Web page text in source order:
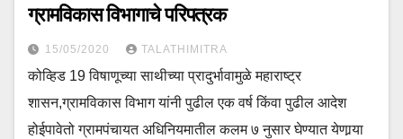
ग्रामविकास विभागाचे परिपत्रक
15/05/2020 TALATHIMITRA
कोव्हिड 19 विषाणूच्या साथीच्या प्रादुर्भावामुळे महाराष्ट्र
शासन,ग्रामविकास विभाग यांनी पुढील एक वर्ष किंवा पुढील आदेश
होईपावेतो ग्रामपंचायत अधिनियमातील कलम ७ नुसार घेण्यात येणार्‍या